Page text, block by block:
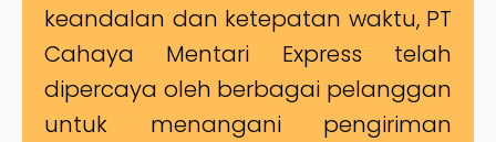
keandalan dan ketepatan waktu, PT
Cahaya Mentari Express telah
dipercaya oleh berbagai pelanggan
untuk menangani pengiriman